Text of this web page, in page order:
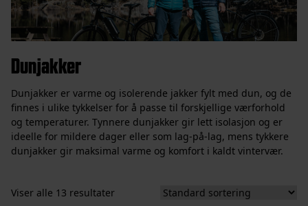
Dunjakker
Dunjakker er varme og isolerende jakker fylt med dun, og de
finnes i ulike tykkelser for å passe til forskjellige værforhold
og temperaturer. Tynnere dunjakker gir lett isolasjon og er
ideelle for mildere dager eller som lag-på-lag, mens tykkere
dunjakker gir maksimal varme og komfort i kaldt vintervær.
Viser alle 13 resultater